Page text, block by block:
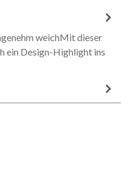
weichMit dieser
ein Design-Highlight ins